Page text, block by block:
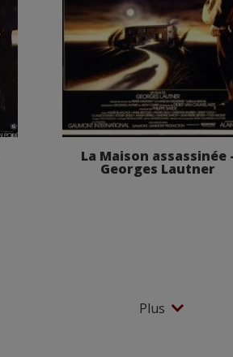
La Maison assassinée -
Georges Lautner
Plus